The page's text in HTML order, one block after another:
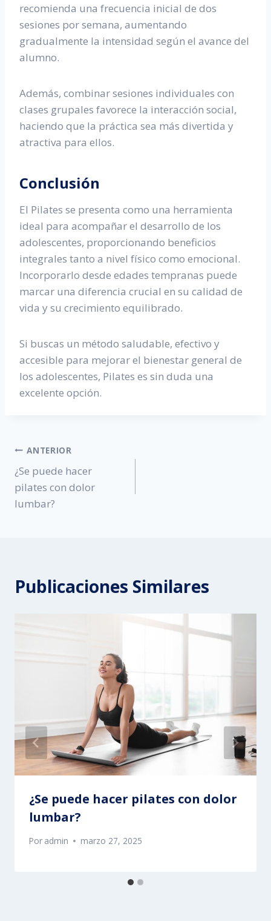
recomienda una frecuencia inicial de dos
sesiones por semana, aumentando
gradualmente la intensidad según el avance del
alumno.
Además, combinar sesiones individuales con
clases grupales favorece la interacción social,
haciendo que la práctica sea más divertida y
atractiva para ellos.
Conclusión
El Pilates se presenta como una herramienta
ideal para acompañar el desarrollo de los
adolescentes, proporcionando beneficios
integrales tanto a nivel físico como emocional.
Incorporarlo desde edades tempranas puede
marcar una diferencia crucial en su calidad de
vida y su crecimiento equilibrado.
Si buscas un método saludable, efectivo y
accesible para mejorar el bienestar general de
los adolescentes, Pilates es sin duda una
excelente opción.
Navegación
de
entradas
ANTERIOR
¿Se puede hacer
pilates con dolor
lumbar?
Publicaciones Similares
¿Se puede hacer pilates con dolor
lumbar?
Por admin marzo 27, 2025